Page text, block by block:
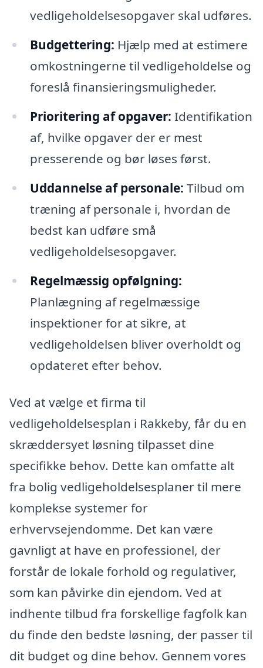
vedligeholdelsesopgaver skal udføres.
Budgettering: Hjælp med at estimere
omkostningerne til vedligeholdelse og
foreslå finansieringsmuligheder.
Prioritering af opgaver: Identifikation
af, hvilke opgaver der er mest
presserende og bør løses først.
Uddannelse af personale: Tilbud om
træning af personale i, hvordan de
bedst kan udføre små
vedligeholdelsesopgaver.
Regelmæssig opfølgning:
Planlægning af regelmæssige
inspektioner for at sikre, at
vedligeholdelsen bliver overholdt og
opdateret efter behov.
Ved at vælge et firma til
vedligeholdelsesplan i Rakkeby, får du en
skræddersyet løsning tilpasset dine
specifikke behov. Dette kan omfatte alt
fra bolig vedligeholdelsesplaner til mere
komplekse systemer for
erhvervsejendomme. Det kan være
gavnligt at have en professionel, der
forstår de lokale forhold og regulativer,
som kan påvirke din ejendom. Ved at
indhente tilbud fra forskellige fagfolk kan
du finde den bedste løsning, der passer til
dit budget og dine behov. Gennem vores